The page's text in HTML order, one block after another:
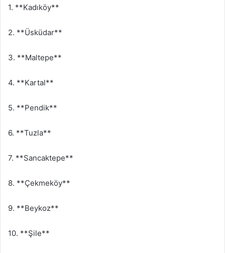
1. **Kadıköy**
2. **Üsküdar**
3. **Maltepe**
4. **Kartal**
5. **Pendik**
6. **Tuzla**
7. **Sancaktepe**
8. **Çekmeköy**
9. **Beykoz**
10. **Şile**